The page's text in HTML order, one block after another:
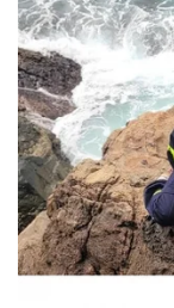
Doanh nghiệp
Thông tin doanh
Doanh nghiệp 24h
Doanh nhân
Vì cộng đồng